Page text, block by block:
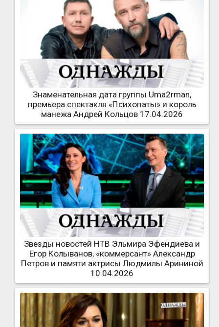
Знаменательная дата группы Uma2rman,
премьера спектакля «Психопаты» и король
манежа Андрей Кольцов 17.04.2026
Звезды новостей НТВ Эльмира Эфендиева и
Егор Колыванов, «коммерсант» Александр
Петров и памяти актрисы Людмилы Арининой
10.04.2026